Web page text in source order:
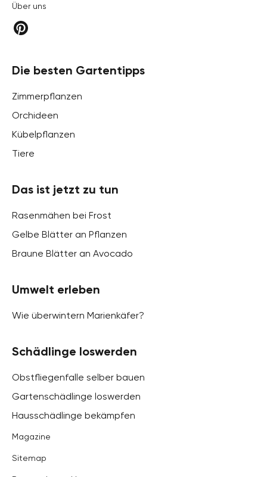
Über uns
Die besten Gartentipps
Zimmerpflanzen
Orchideen
Kübelpflanzen
Tiere
Das ist jetzt zu tun
Rasenmähen bei Frost
Gelbe Blätter an Pflanzen
Braune Blätter an Avocado
Umwelt erleben
Wie überwintern Marienkäfer?
Schädlinge loswerden
Obstfliegenfalle selber bauen
Gartenschädlinge loswerden
Hausschädlinge bekämpfen
Magazine
Sitemap